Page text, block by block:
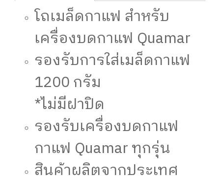
โถเมล็ดกาแฟ สำหรับ
เครื่องบดกาแฟ Quamar
รองรับการใส่เมล็ดกาแฟ
1200 กรัม
*ไม่มีฝาปิด
รองรับเครื่องบดกาแฟ
กาแฟ Quamar ทุกรุ่น
สินค้าผลิตจากประเทศ